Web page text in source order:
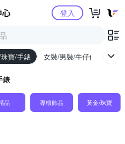
Yahoo購物中心登入
寶/手錶 女裝/男裝/牛仔休閒
錶
品 專櫃飾品 黃金/珠寶